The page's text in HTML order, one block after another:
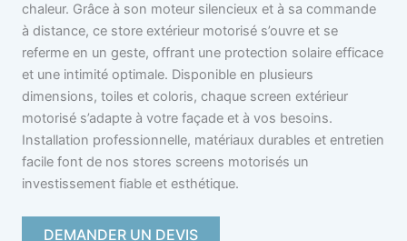
chaleur. Grâce à son moteur silencieux et à sa commande
à distance, ce store extérieur motorisé s’ouvre et se
referme en un geste, offrant une protection solaire efficace
et une intimité optimale. Disponible en plusieurs
dimensions, toiles et coloris, chaque screen extérieur
motorisé s’adapte à votre façade et à vos besoins.
Installation professionnelle, matériaux durables et entretien
facile font de nos stores screens motorisés un
investissement fiable et esthétique.
DEMANDER UN DEVIS